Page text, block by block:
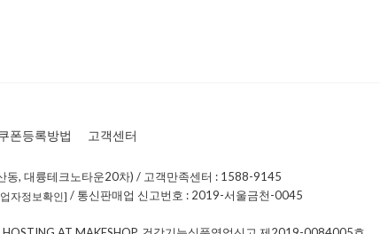
폰등록방법 고객센터
동, 대륭테크노타운20차) / 고객만족센터 : 1588-9145
자정보확인] / 통신판매업 신고번호 : 2019-서울금천-0045